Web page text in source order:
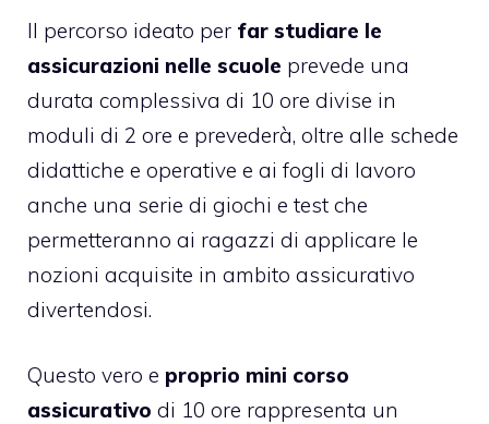
Il percorso ideato per far studiare le
assicurazioni nelle scuole prevede una
durata complessiva di 10 ore divise in
moduli di 2 ore e prevederà, oltre alle schede
didattiche e operative e ai fogli di lavoro
anche una serie di giochi e test che
permetteranno ai ragazzi di applicare le
nozioni acquisite in ambito assicurativo
divertendosi.
Questo vero e proprio mini corso
assicurativo di 10 ore rappresenta un